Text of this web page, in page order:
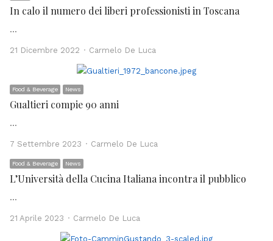
In calo il numero dei liberi professionisti in Toscana
…
21 Dicembre 2022 Author
Carmelo De Luca
Food & Beverage News
Gualtieri compie 90 anni
…
7 Settembre 2023 Author
Carmelo De Luca
Food & Beverage News
L’Università della Cucina Italiana incontra il pubblico
…
21 Aprile 2023 Author
Carmelo De Luca